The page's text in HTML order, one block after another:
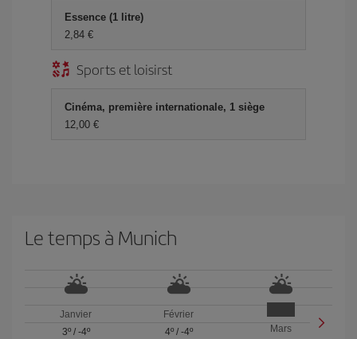
Essence (1 litre)
2,84 €
Sports et loisirst
Cinéma, première internationale, 1 siège
12,00 €
Le temps à Munich
Janvier
3º/ -4º
Février
4º/ -4º
Mars